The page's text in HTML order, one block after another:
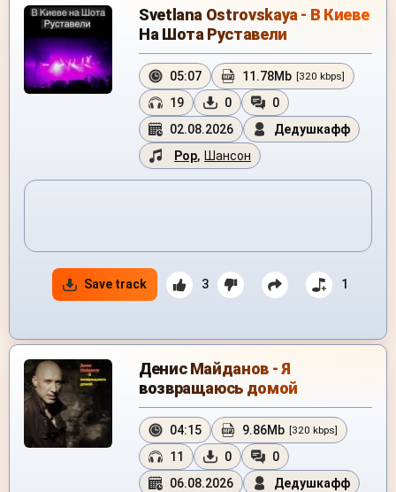
Svetlana Ostrovskaya - В Киеве
На Шота Руставели
05:07 11.78Mb [320 kbps]
19 0
0
02.08.2026
Дедушкафф
Pop, Шансон
Save track 3 1
Денис Майданов - Я
возвращаюсь домой
04:15 9.86Mb [320 kbps]
11 0
0
06.08.2026
Дедушкафф